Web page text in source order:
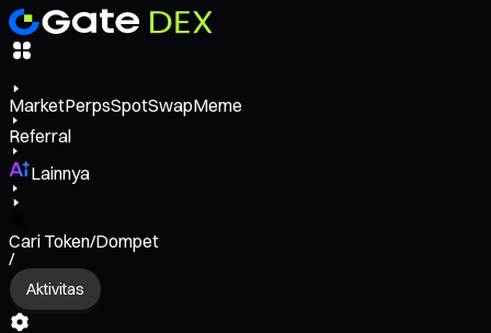
MarketPerpsSpotSwapMeme
Referral
Lainnya
Cari Token/Dompet
/
Aktivitas